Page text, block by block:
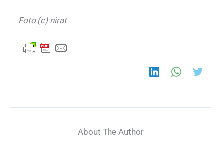
Foto (c) nirat
About The Author